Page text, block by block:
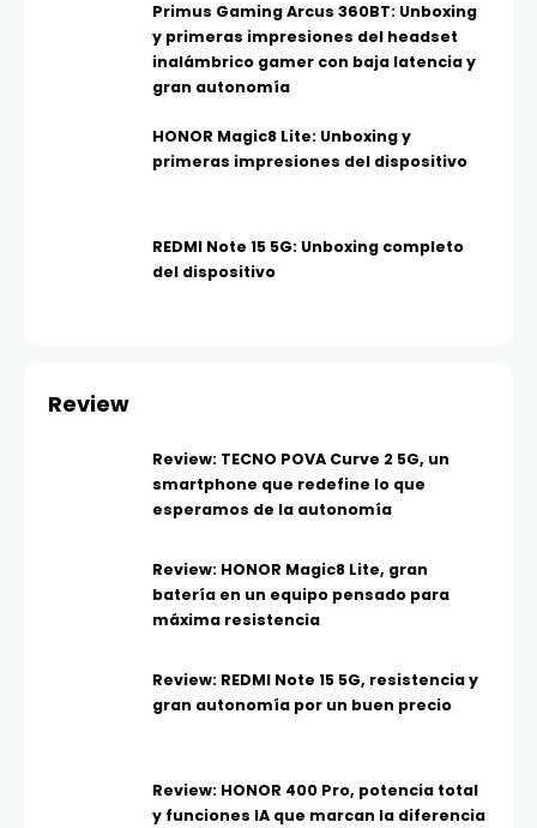
Primus Gaming Arcus 360BT: Unboxing
y primeras impresiones del headset
inalámbrico gamer con baja latencia y
gran autonomía
HONOR Magic8 Lite: Unboxing y
primeras impresiones del dispositivo
REDMI Note 15 5G: Unboxing completo
del dispositivo
Review
Review: TECNO POVA Curve 2 5G, un
smartphone que redefine lo que
esperamos de la autonomía
Review: HONOR Magic8 Lite, gran
batería en un equipo pensado para
máxima resistencia
Review: REDMI Note 15 5G, resistencia y
gran autonomía por un buen precio
Review: HONOR 400 Pro, potencia total
y funciones IA que marcan la diferencia